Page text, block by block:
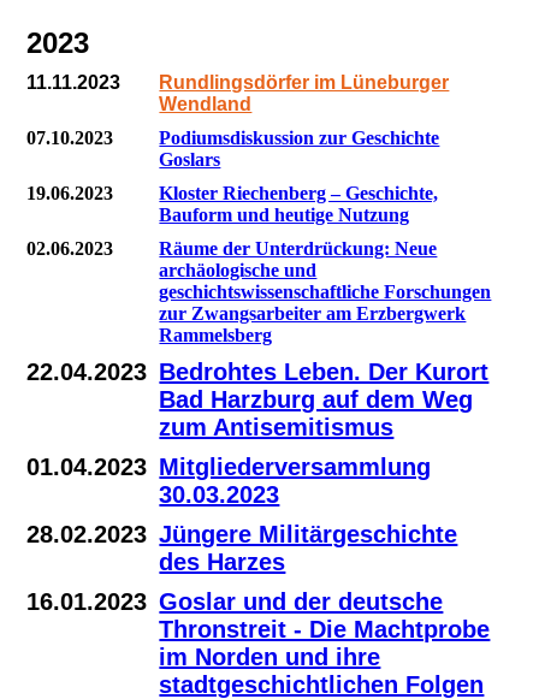
2023
11.11.2023
Rundlingsdörfer im Lüneburger
Wendland
07.10.2023
Podiumsdiskussion zur Geschichte
Goslars
19.06.2023
Kloster Riechenberg – Geschichte,
Bauform und heutige Nutzung
02.06.2023
Räume der Unterdrückung: Neue
archäologische und
geschichtswissenschaftliche Forschungen
zur Zwangsarbeiter am Erzbergwerk
Rammelsberg
22.04.2023 Bedrohtes Leben. Der Kurort
Bad Harzburg auf dem Weg
zum Antisemitismus
01.04.2023 Mitgliederversammlung
30.03.2023
28.02.2023 Jüngere Militärgeschichte
des Harzes
16.01.2023 Goslar und der deutsche
Thronstreit - Die Machtprobe
im Norden und ihre
stadtgeschichtlichen Folgen